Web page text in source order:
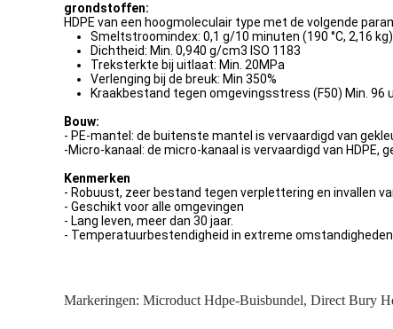
grondstoffen:
HDPE van een hoogmoleculair type met de volgende
Smeltstroomindex: 0,1 g/10 minuten (190 °C, 2,16 kg)
Dichtheid: Min. 0,940 g/cm3 ISO 1183
Treksterkte bij uitlaat: Min. 20MPa
Verlenging bij de breuk: Min 350%
Kraakbestand tegen omgevingsstress (F50) Min. 96
Bouw:
- PE-mantel: de buitenste mantel is vervaardigd van
-Micro-kanaal: de micro-kanaal is vervaardigd van HDPE,
Kenmerken
- Robuust, zeer bestand tegen verplettering en invallen
- Geschikt voor alle omgevingen
- Lang leven, meer dan 30 jaar.
- Temperatuurbestendigheid in extreme omstandigheden
Markeringen: Microduct Hdpe-Buisbundel, Direct Bury